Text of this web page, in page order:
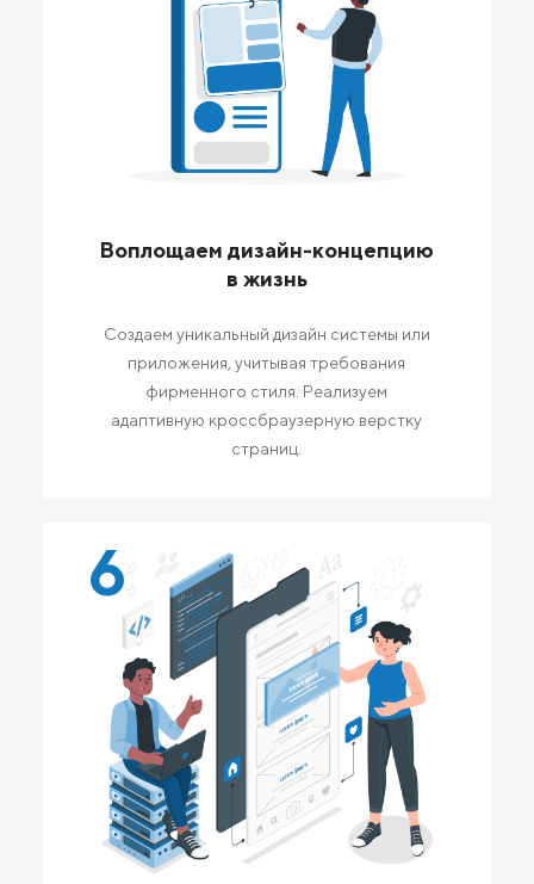
Воплощаем дизайн-концепцию
в жизнь
Создаем уникальный дизайн системы или
приложения, учитывая требования
фирменного стиля. Реализуем
адаптивную кроссбраузерную верстку
страниц.
6